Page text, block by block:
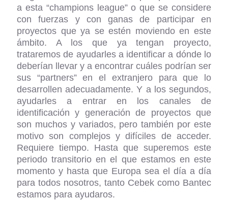
a esta “champions league” o que se considere
con fuerzas y con ganas de participar en
proyectos que ya se estén moviendo en este
ámbito. A los que ya tengan proyecto,
trataremos de ayudarles a identificar a dónde lo
deberían llevar y a encontrar cuáles podrían ser
sus “partners” en el extranjero para que lo
desarrollen adecuadamente. Y a los segundos,
ayudarles a entrar en los canales de
identificación y generación de proyectos que
son muchos y variados, pero también por este
motivo son complejos y difíciles de acceder.
Requiere tiempo. Hasta que superemos este
periodo transitorio en el que estamos en este
momento y hasta que Europa sea el día a día
para todos nosotros, tanto Cebek como Bantec
estamos para ayudaros.